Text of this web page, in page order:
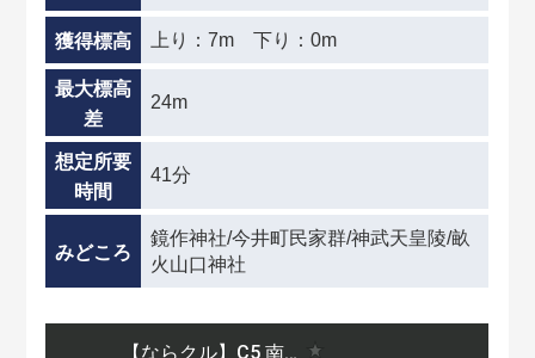
獲得標高 上り：7m 下り：0m
最大標高
差
24m
想定所要
時間
41分
みどころ
鏡作神社/今井町民家群/神武天皇陵/畝
火山口神社